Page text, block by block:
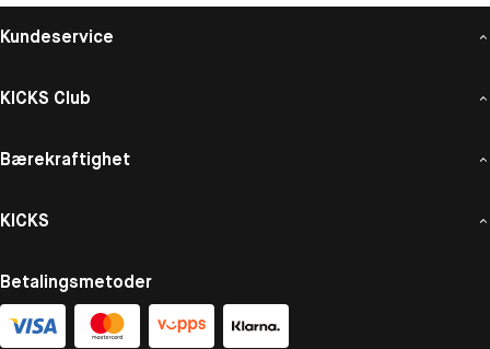
Kundeservice
KICKS Club
Bærekraftighet
KICKS
Betalingsmetoder